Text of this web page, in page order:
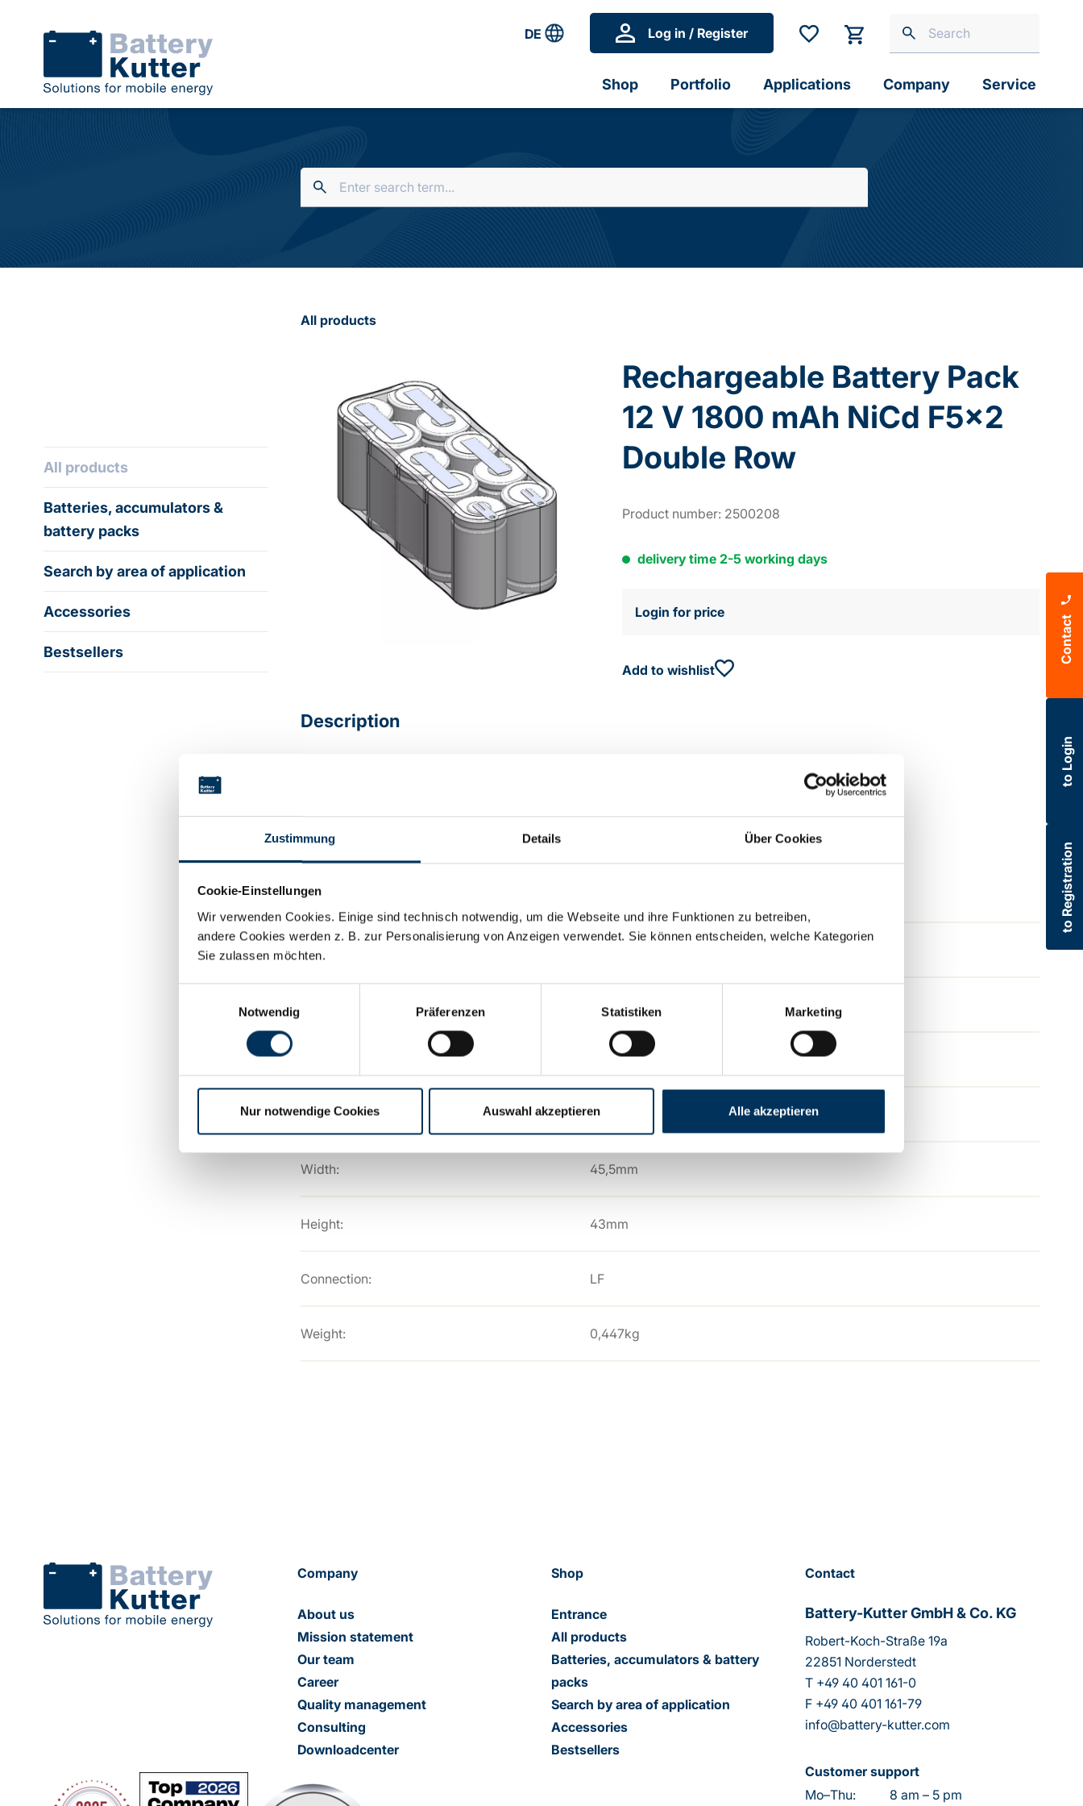
Zustimmung Details Über Cookies
Cookie-Einstellungen
Wir verwenden Cookies. Einige sind technisch notwendig, um die Webseite und ihre Funktionen zu betreiben,
andere Cookies werden z. B. zur Personalisierung von Anzeigen verwendet. Sie können entscheiden, welche Kategorien
Sie zulassen möchten.
Notwendig
Präferenzen Statistiken Marketing
Nur notwendige Cookies Auswahl akzeptieren Alle akzeptieren
DE Log in / Register
Shop Portfolio Applications Company Service
All products
Batteries, accumulators &
battery packs
Search by area of application
Accessories
Bestsellers
All products
Rechargeable Battery Pack
12 V 1800 mAh NiCd F5x2
Double Row
Product number: 2500208
delivery time 2-5 working days
Login for price
Add to wishlist
Description
Technical details
Voltage:
Capacity:
Ni-Cd
Battery-Kutter
Length: 112,5mm
Width: 45,5mm
Height: 43mm
Connection: LF
Weight: 0,447kg
Contact
to Login
to Registration
Company
About us
Mission statement
Our team
Career
Quality management
Consulting
Downloadcenter
Shop
Entrance
All products
Batteries, accumulators & battery
packs
Search by area of application
Accessories
Bestsellers
Contact
Battery-Kutter GmbH & Co. KG
Robert-Koch-Straße 19a
22851 Norderstedt
T +49 40 401 161-0
F +49 40 401 161-79
info@battery-kutter.com
Customer support
Mo–Thu:
8 am – 5 pm